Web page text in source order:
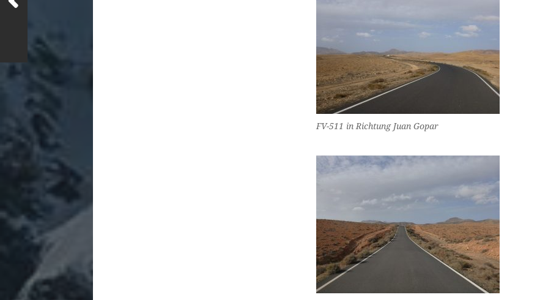
FV-511 in Richtung Juan Gopar